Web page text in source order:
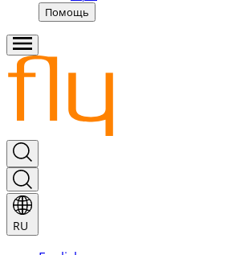
Помощь
RU